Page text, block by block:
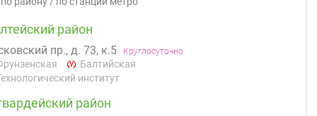
район
пр., д. 73, к.5 Круглосуточно
Балтийская
институт
район